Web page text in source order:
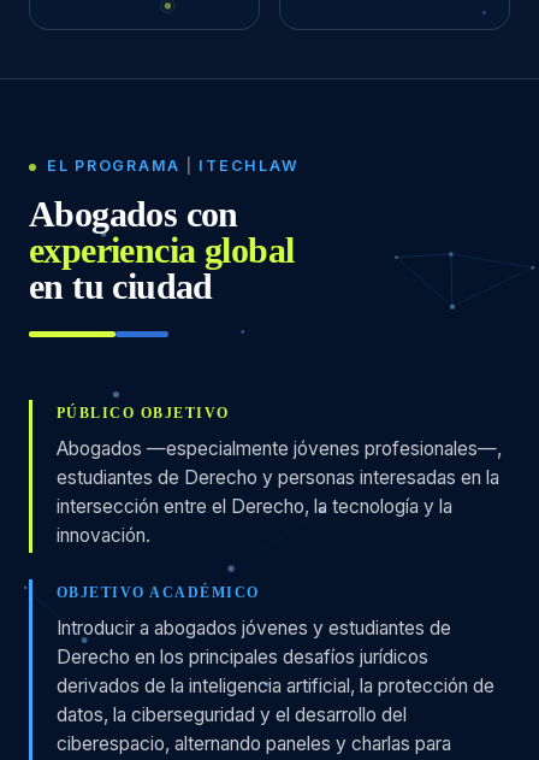
EL PROGRAMA ITECHLAW
Abogados con
experiencia global
en tu ciudad
PÚBLICO OBJETIVO
Abogados —especialmente jóvenes profesionales—,
estudiantes de Derecho y personas interesadas en la
intersección entre el Derecho, la tecnología y la
innovación.
OBJETIVO ACADÉMICO
Introducir a abogados jóvenes y estudiantes de
Derecho en los principales desafíos jurídicos
derivados de la inteligencia artificial, la protección de
datos, la ciberseguridad y el desarrollo del
ciberespacio, alternando paneles y charlas para